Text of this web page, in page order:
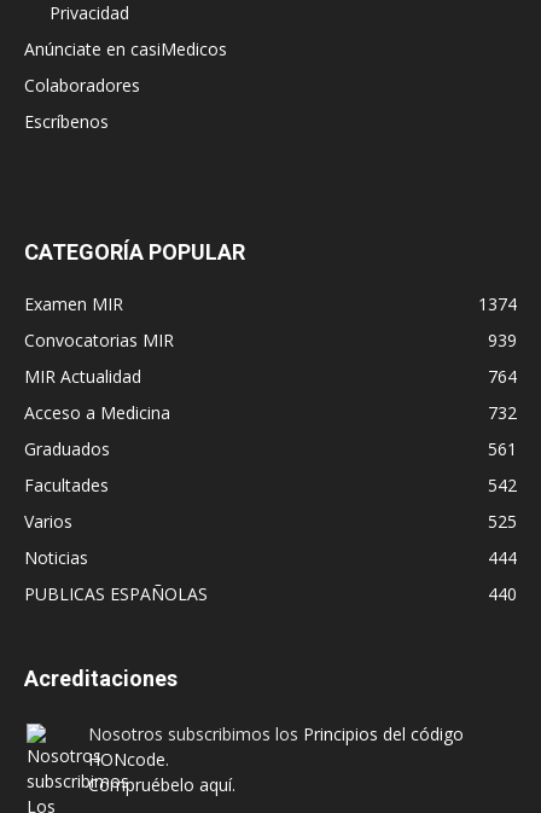
Privacidad
Anúnciate en casiMedicos
Colaboradores
Escríbenos
CATEGORÍA POPULAR
Examen MIR
1374
Convocatorias MIR
939
MIR Actualidad
764
Acceso a Medicina
732
Graduados
561
Facultades
542
Varios
525
Noticias
444
PUBLICAS ESPAÑOLAS
440
Acreditaciones
Nosotros subscribimos los Principios del código
HONcode.
Compruébelo aquí.